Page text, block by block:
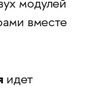
модулей
вместе
идет